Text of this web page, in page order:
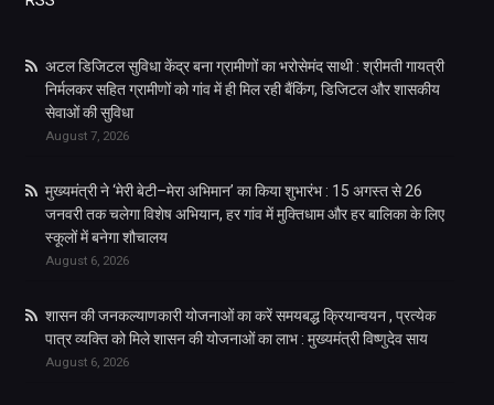
अटल डिजिटल सुविधा केंद्र बना ग्रामीणों का भरोसेमंद साथी : श्रीमती गायत्री
निर्मलकर सहित ग्रामीणों को गांव में ही मिल रही बैंकिंग, डिजिटल और शासकीय
सेवाओं की सुविधा
August 7, 2026
मुख्यमंत्री ने ‘मेरी बेटी–मेरा अभिमान’ का किया शुभारंभ : 15 अगस्त से 26
जनवरी तक चलेगा विशेष अभियान, हर गांव में मुक्तिधाम और हर बालिका के लिए
स्कूलों में बनेगा शौचालय
August 6, 2026
शासन की जनकल्याणकारी योजनाओं का करें समयबद्ध क्रियान्वयन , प्रत्येक
पात्र व्यक्ति को मिले शासन की योजनाओं का लाभ : मुख्यमंत्री विष्णुदेव साय
August 6, 2026